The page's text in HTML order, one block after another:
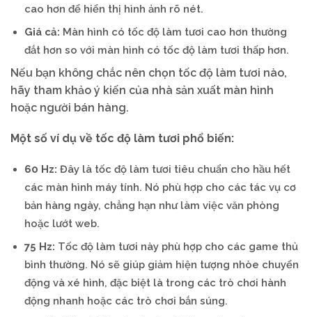
cao hơn để hiển thị hình ảnh rõ nét.
Giá cả: Màn hình có tốc độ làm tươi cao hơn thường
đắt hơn so với màn hình có tốc độ làm tươi thấp hơn.
Nếu bạn không chắc nên chọn tốc độ làm tươi nào,
hãy tham khảo ý kiến của nhà sản xuất màn hình
hoặc người bán hàng.
Một số ví dụ về tốc độ làm tươi phổ biến:
60 Hz: Đây là tốc độ làm tươi tiêu chuẩn cho hầu hết
các màn hình máy tính. Nó phù hợp cho các tác vụ cơ
bản hàng ngày, chẳng hạn như làm việc văn phòng
hoặc lướt web.
75 Hz: Tốc độ làm tươi này phù hợp cho các game thủ
bình thường. Nó sẽ giúp giảm hiện tượng nhòe chuyển
động và xé hình, đặc biệt là trong các trò chơi hành
động nhanh hoặc các trò chơi bắn súng.